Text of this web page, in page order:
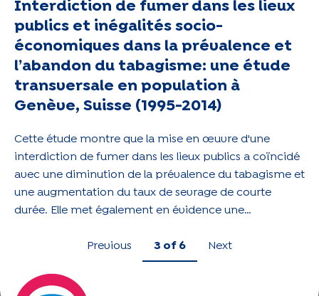
données suggèrent une tendance à la hausse chez les
participants ayant les revenus les plus faibles.
Interdiction de fumer dans les lieux
publics et inégalités socio-
économiques dans la prévalence et
l’abandon du tabagisme: une étude
transversale en population à
Genève, Suisse (1995-2014)
Cette étude montre que la mise en œuvre d'une
interdiction de fumer dans les lieux publics a coïncidé
avec une diminution de la prévalence du tabagisme et
une augmentation du taux de sevrage de courte
durée. Elle met également en évidence une
au tabagisme.Previous 3 of 6 Next